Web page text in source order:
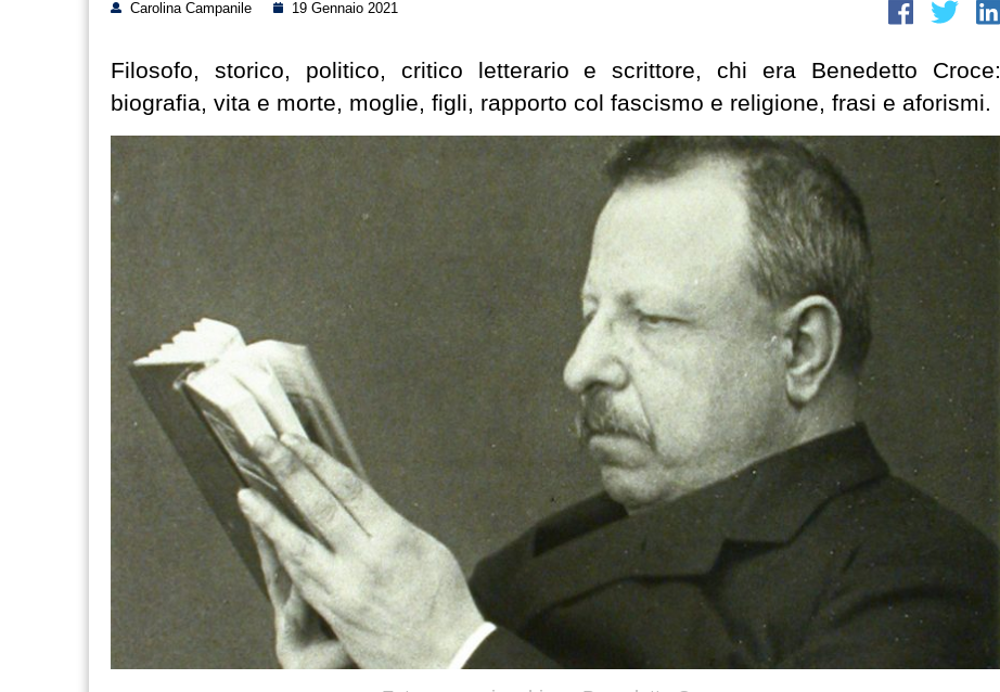
Carolina Campanile 19 Gennaio 2021
Filosofo, storico, politico, critico letterario e scrittore, chi era Benedetto Croce:
biografia, vita e morte, moglie, figli, rapporto col fascismo e religione, frasi e aforismi.